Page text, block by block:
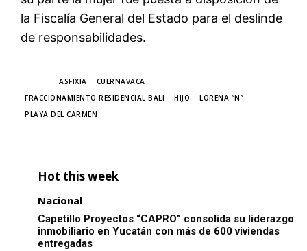
la Fiscalía General del Estado para el deslinde
de responsabilidades.
ASFIXIA
CUERNAVACA
FRACCIONAMIENTO RESIDENCIAL BALI
HIJO
LORENA “N”
PLAYA DEL CARMEN
Hot this week
Nacional
Capetillo Proyectos “CAPRO” consolida su liderazgo
inmobiliario en Yucatán con más de 600 viviendas
entregadas